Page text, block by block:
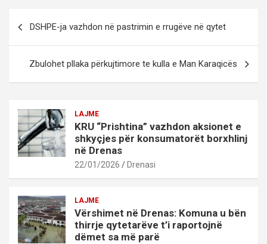
navigation
DSHPE-ja vazhdon në pastrimin e rrugëve në qytet
Zbulohet pllaka përkujtimore te kulla e Man Karaqicës
LAJME
KRU “Prishtina” vazhdon aksionet e
shkyçjes për konsumatorët borxhlinj
në Drenas
22/01/2026 Drenasi
LAJME
Vërshimet në Drenas: Komuna u bën
thirrje qytetarëve t’i raportojnë
dëmet sa më parë